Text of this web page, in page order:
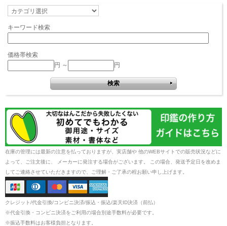
キーワード検索
価格帯検索
円 ～
円
在庫の管理には最新の注意を払っておりますが、実店舗や 他のWEBサイトでの販売状況などに
よって、ご注文後に、 メーカーに発注する場合がございます。 この場合、発送予定日を改めま
してご連絡させていただきますので、ご理解・ご了承の程お願い申し上げます。
クレジット/代金引換/コンビニ決済/振込・振込/楽天ID決済（前払）
※代金引換・コンビニ決済をご利用の場合別途手数料が必要です。
※振込手数料はお客様負担となります。